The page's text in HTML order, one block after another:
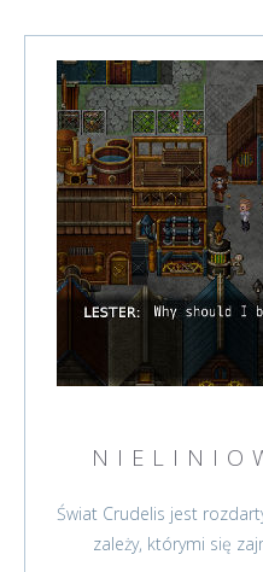
Świat Crudelis jest
zależy, którymi się